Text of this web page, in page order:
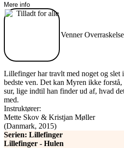
Mere info
Tilladt for alle
Venner
Lillefinger har travlt med noget og slet
bedste ven. Det kan Myren ikke
sur, lige indtil han finder ud af, hvad
med.
Instruktører:
Mette Skov & Kristjan Møller
(Danmark, 2015)
Serien: Lillefinger
Spring bånd over
Lillefinger - Hulen